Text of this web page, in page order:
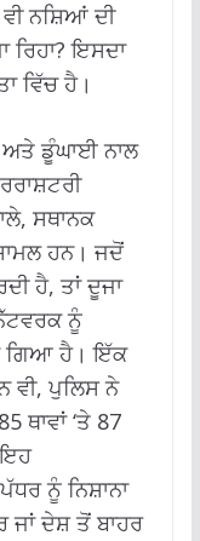
ਨਸ਼ਿਆਂ ਦੀ
ਰਿਹਾ? ਇਸਦਾ
ਵਿੱਚ ਹੈ।
ਅਤੇ ਡੂੰਘਾਈ ਨਾਲ
ਸਥਾਨਕ
ਹਨ। ਜਦੋਂ
ਹੈ, ਤਾਂ ਦੂਜਾ
ਨੂੰ
ਗਿਆ ਹੈ। ਇੱਕ
ਵੀ, ਪੁਲਿਸ ਨੇ
ਥਾਵਾਂ ‘ਤੇ 87
ਨੂੰ ਨਿਸ਼ਾਨਾ
ਜਾਂ ਦੇਸ਼ ਤੋਂ ਬਾਹਰ